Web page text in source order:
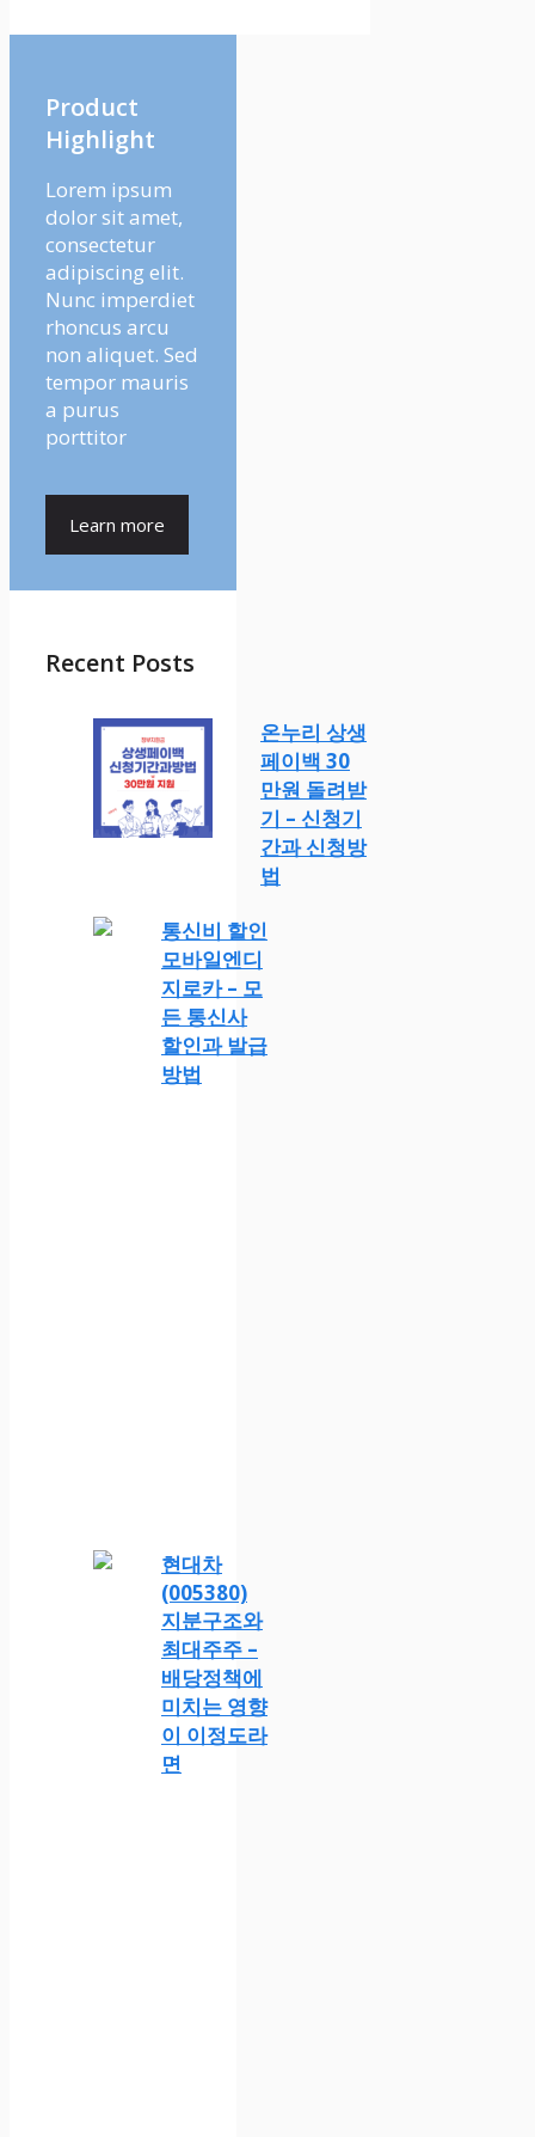
Product
Highlight
Lorem ipsum
dolor sit amet,
consectetur
adipiscing elit.
Nunc imperdiet
rhoncus arcu
non aliquet. Sed
tempor mauris
a purus
porttitor
Learn more
Recent Posts
온누리 상생
페이백 30
만원 돌려받
기 – 신청기
간과 신청방
법
통신비 할인
모바일엔디
지로카 – 모
든 통신사
할인과 발급
방법
현대차
(005380)
지분구조와
최대주주 –
배당정책에
미치는 영향
이 이정도라
면